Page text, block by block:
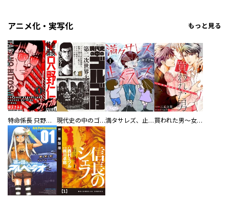
アニメ化・実写化 もっと見る
特命係長 只野仁ファイナル 愛蔵版 現代史の中のゴルゴ13 満タサレズ、止メラレズ 買われた男～女性限定快感セラピスト～【描き下ろしおまけ付き特装版】